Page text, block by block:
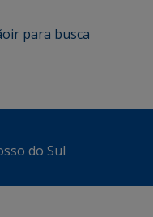
ir para busca
do Sul